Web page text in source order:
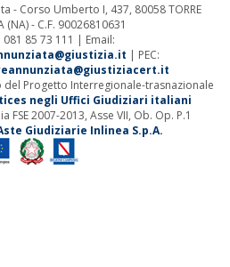
- Corso Umberto I, 437, 80058 TORRE
(NA) - C.F. 90026810631
85 73 111 | Email:
| PEC:
Progetto Interregionale-trasnazionale
negli Uffici Giudiziari italiani
2007-2013, Asse VII, Ob. Op. P.1
Giudiziarie Inlinea S.p.A.